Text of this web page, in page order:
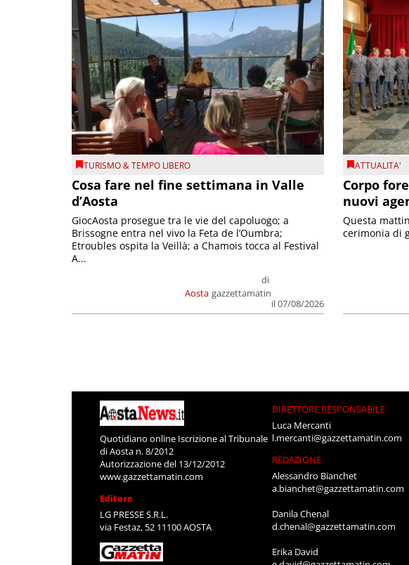
TURISMO & TEMPO LIBERO
Cosa fare nel fine settimana in Valle
d’Aosta
Aosta
di
gazzettamatin
il 07/08/2026
GiocAosta prosegue tra le vie del capoluogo; a
Brissogne entra nel vivo la Feta de l’Oumbra;
Etroubles ospita la Veillà; a Chamois tocca al Festival
A...
ATTUALITA'
Corpo
nuovi
Questa
cerimonia di
Quotidiano online Iscrizione al Tribunale
di Aosta n. 8/2012
Autorizzazione del 13/12/2012
www.gazzettamatin.com
Editore
LG PRESSE S.R.L.
via Festaz, 52 11100 AOSTA
DIRETTORE RESPONSABILE
Luca Mercanti
l.mercanti@gazzettamatin.com
REDAZIONE
Alessandro Bianchet
a.bianchet@gazzettamatin.com
Danila Chenal
d.chenal@gazzettamatin.com
Erika David